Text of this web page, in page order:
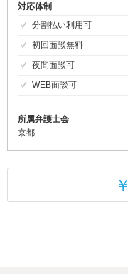
対応体制
分割払い利用可
初回面談無料
夜間面談可
WEB面談可
所属弁護士会
京都
￥